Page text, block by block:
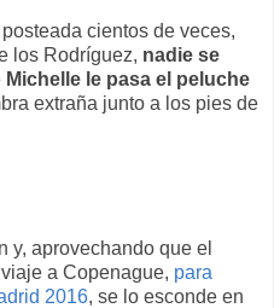
cientos de veces,
los Rodríguez, nadie se
le pasa el peluche
extraña junto a los pies de
y, aprovechando que el
a Copenague, para
2016, se lo esconde en